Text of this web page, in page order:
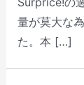
量が莫大な
た。本 […]